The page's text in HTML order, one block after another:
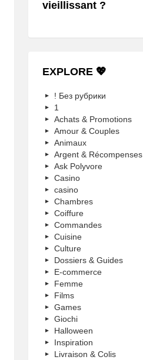
vieillissant ?
EXPLORE 💖
! Без рубрики
1
Achats & Promotions
Amour & Couples
Animaux
Argent & Récompenses
Ask Polyvore
Casino
casino
Chambres
Coiffure
Commandes
Cuisine
Culture
Dossiers & Guides
E-commerce
Femme
Films
Games
Giochi
Halloween
Inspiration
Livraison & Colis